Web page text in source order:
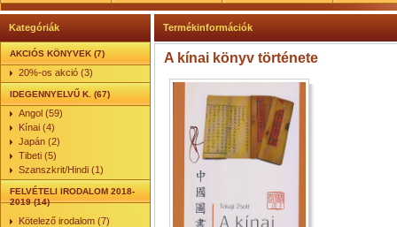
Kategóriák
AKCIÓS KÖNYVEK (7)
20%-os akció (3)
IDEGENNYELVŰ K. (67)
Angol (59)
Kínai (4)
Japán (2)
Tibeti (5)
Szanszkrit/Hindi (1)
FELVÉTELI IRODALOM 2018-
2019 (14)
Kötelező irodalom (7)
Termékinformációk
A kínai könyv története